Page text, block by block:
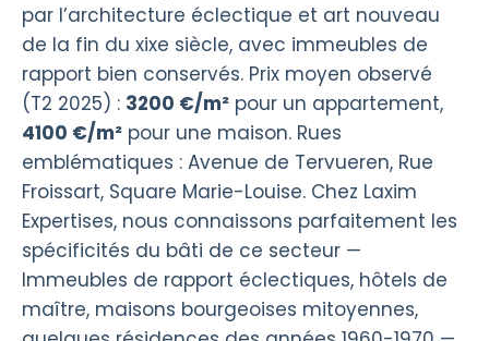
par l’architecture éclectique et art nouveau
de la fin du xixe siècle, avec immeubles de
rapport bien conservés. Prix moyen observé
(T2 2025) : 3200 €/m² pour un appartement,
4100 €/m² pour une maison. Rues
emblématiques : Avenue de Tervueren, Rue
Froissart, Square Marie-Louise. Chez Laxim
Expertises, nous connaissons parfaitement les
spécificités du bâti de ce secteur —
Immeubles de rapport éclectiques, hôtels de
maître, maisons bourgeoises mitoyennes,